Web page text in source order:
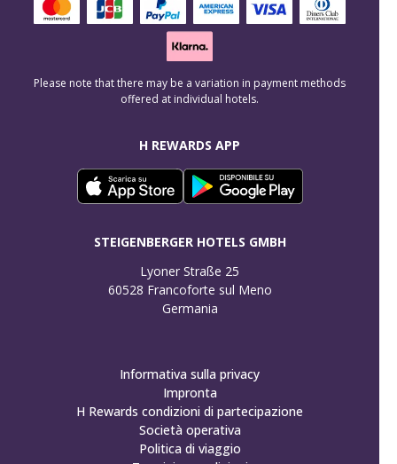
H REWARDS APP
STEIGENBERGER HOTELS GMBH
Lyoner Straße 25
60528 Francoforte sul Meno
Germania
Please note that there may be a variation in payment methods
offered at individual hotels.
Informativa sulla privacy
Impronta
H Rewards condizioni di partecipazione
Società operativa
Politica di viaggio